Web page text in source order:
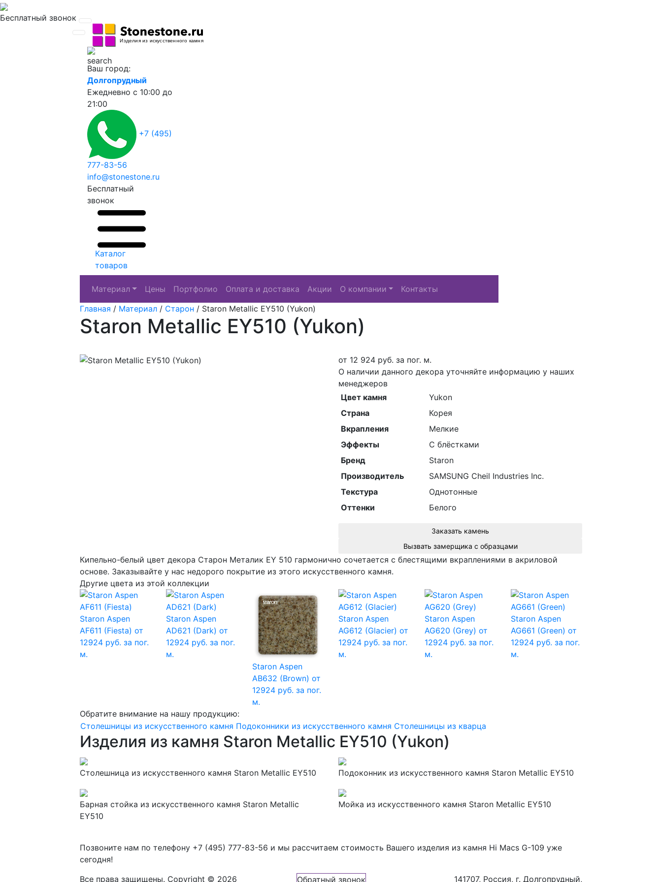
Бесплатный звонок
Ваш город:
Долгопрудный
Ежедневно с 10:00 до
21:00
+7 (495)
777-83-56
info@stonestone.ru
Бесплатный
звонок
Каталог
товаров
Материал Цены Портфолио Оплата и доставка Акции О компании
Контакты
Главная / Материал / Старон / Staron Metallic EY510 (Yukon)
Staron Metallic EY510 (Yukon)
от 12 924 руб. за пог. м.
О наличии данного декора уточняйте информацию у наших
менеджеров
Цвет камня
Yukon
Страна
Корея
Вкрапления
Мелкие
Эффекты
С блёстками
Бренд
Staron
Производитель
SAMSUNG Cheil Industries Inc.
Текстура
Однотонные
Оттенки
Белого
Заказать камень
Вызвать замерщика с образцами
Кипельно-белый цвет декора Cтарон Металик EY 510 гармонично сочетается с блестящими вкраплениями в акриловой
основе. Заказывайте у нас недорого покрытие из этого искусственного камня.
Другие цвета из этой коллекции
Staron Aspen
AF611 (Fiesta) от
12924 руб. за пог.
м.
Staron Aspen
AD621 (Dark) от
12924 руб. за пог.
м.
Staron Aspen
AB632 (Brown) от
12924 руб. за пог.
м.
Staron Aspen
AG612 (Glacier) от
12924 руб. за пог.
м.
Staron Aspen
AG620 (Grey) от
12924 руб. за пог.
м.
Staron Aspen
AG661 (Green) от
12924 руб. за пог.
м.
Обратите внимание на нашу продукцию:
Столешницы из искусственного камня Подоконники из искусственного камня Столешницы из кварца
Изделия из камня Staron Metallic EY510 (Yukon)
Столешница из искусственного камня Staron Metallic EY510 Подоконник из искусственного камня Staron Metallic EY510
Барная стойка из искусственного камня Staron Metallic
EY510
Мойка из искусственного камня Staron Metallic EY510
Позвоните нам по телефону +7 (495) 777-83-56 и мы рассчитаем стоимость Вашего изделия из камня Hi Macs G-109 уже
сегодня!
Все права защищены. Copyright © 2026
Обратный звонок 141707, Россия, г. Долгопрудный,